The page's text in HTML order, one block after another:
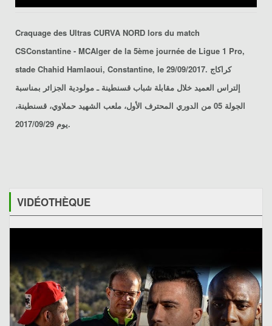
Craquage des Ultras CURVA NORD lors du match
CSConstantine - MCAlger de la 5ème journée de Ligue 1 Pro,
stade Chahid Hamlaoui, Constantine, le 29/09/2017. كراكاج
إلتراس العميد خلال مقابلة شباب قسنطينة ـ مولودية الجزائر بمناسبة
الجولة 05 من الدوري المحترف الأول، ملعب الشهيد حملاوي، قسنطينة،
يوم 2017/09/29.
VIDÉOTHÈQUE